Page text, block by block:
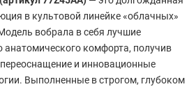
в культовой линейке «облачных»
вобрала в себя лучшие
анатомического комфорта, получив
и инновационные
Выполненные в строгом, глубоком